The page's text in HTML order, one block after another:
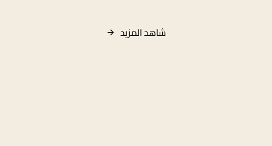
شاهدالمزيد